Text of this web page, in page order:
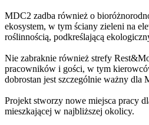
MDC2 zadba również o
ekosystem, w tym ściany zieleni na
roślinnością, podkreślającą
Nie zabraknie również strefy
pracowników i gości, w tym
dobrostan jest szczególnie ważny dla
Projekt stworzy nowe miejsca pracy
mieszkającej w najbliższej okolicy.